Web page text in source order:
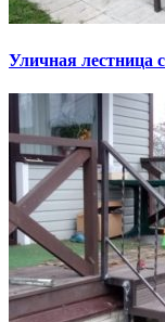
Уличная лестница